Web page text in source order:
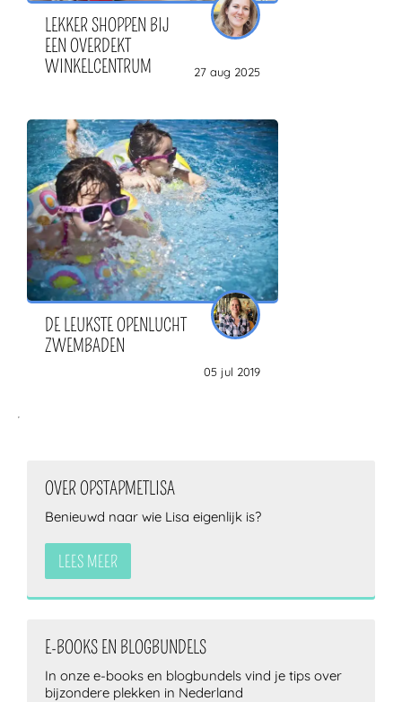
LEKKER SHOPPEN BIJ
EEN OVERDEKT
WINKELCENTRUM
27 aug 2025
DE LEUKSTE OPENLUCHT
ZWEMBADEN
05 jul 2019
OVER OPSTAPMETLISA
Benieuwd naar wie Lisa eigenlijk is?
LEES MEER
E-BOOKS EN BLOGBUNDELS
In onze e-books en blogbundels vind je tips over
bijzondere plekken in Nederland